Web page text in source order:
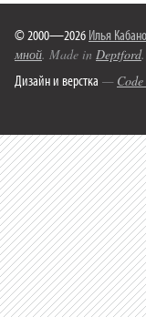
© 2000—2026 Илья
мной. Made in Deptford.
Дизайн и верстка —